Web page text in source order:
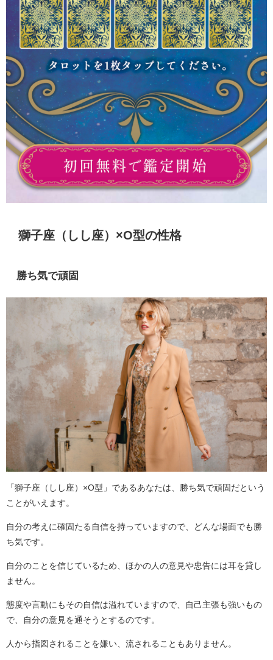
獅子座（しし座）×O型の性格
勝ち気で頑固
「獅子座（しし座）×O型」であるあなたは、勝ち気で頑固だという
ことがいえます。
自分の考えに確固たる自信を持っていますので、どんな場面でも勝
ち気です。
自分のことを信じているため、ほかの人の意見や忠告には耳を貸し
ません。
態度や言動にもその自信は溢れていますので、自己主張も強いもの
で、自分の意見を通そうとするのです。
人から指図されることを嫌い、流されることもありません。